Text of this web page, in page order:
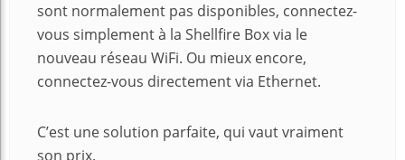
sont normalement pas disponibles, connectez-
vous simplement à la Shellfire Box via le
nouveau réseau WiFi. Ou mieux encore,
connectez-vous directement via Ethernet.
C’est une solution parfaite, qui vaut vraiment
son prix.